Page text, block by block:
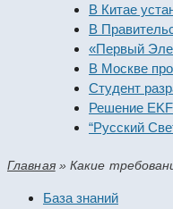
В Китае
В
«Первый
В Москве
Студент
Решение EKF
“Русский
Главная»Какие
База знаний